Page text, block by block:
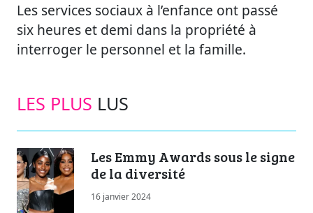
Les services sociaux à l’enfance ont passé
six heures et demi dans la propriété à
interroger le personnel et la famille.
LES PLUS LUS
Les Emmy Awards sous le signe
de la diversité
16 janvier 2024